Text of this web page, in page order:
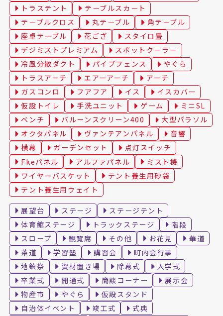
トラステント
テーブルスカート
テーブルクロス
丸テーブル
角テーブル
座卓テーブル
花ござ
スタイロ畳
デジミストプレミアム
スポットクーラー
冷風分散ダクト
パイプフェンス
やぐら
トラスアーチ
エアーアーチ
アーチ
ガスコンロ
フアフア イス
イスカバー
仮設トイレ
手洗ユニット ゲーム
ミニSL
ベンチ
バルーンスクリーン400
大型パラソル
オクタパネル
ヴァンテアンパネル
音響
横幕
ガーデンセット
点灯スイッチ
Fkeパネル
アルファパネル
ミスト機
ワイヤーバスケット
テント養生用砂袋
テント養生用ウェイト
展望台 ステージ
ステージテント
体育館ステージ
トラックステージ
階段
スロープ
観覧席 その他 お花見
華道
茶道
学習塾 講習会
町内会行事
地鎮祭
資材置き場 除幕式
入学式
卒業式
開通式 商談コーナー
展示会
物産市
やぐら
仮設スタンド
自治体イベント
竣工式
式典